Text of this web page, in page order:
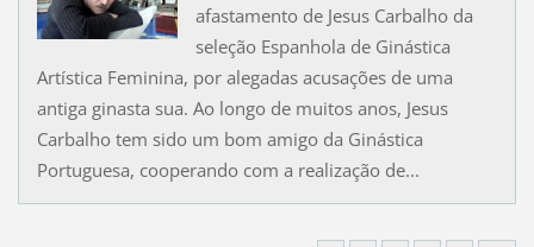
afastamento de Jesus Carbalho da
seleção Espanhola de Ginástica
Artística Feminina, por alegadas acusações de uma
antiga ginasta sua. Ao longo de muitos anos, Jesus
Carbalho tem sido um bom amigo da Ginástica
Portuguesa, cooperando com a realização de...